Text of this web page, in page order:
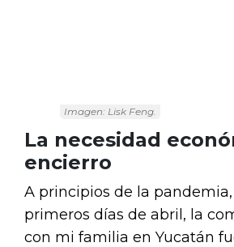
Imagen: Lisk Feng.
La necesidad
encierro
A principios de la
primeros días de abril, la
con mi familia en Yucatán